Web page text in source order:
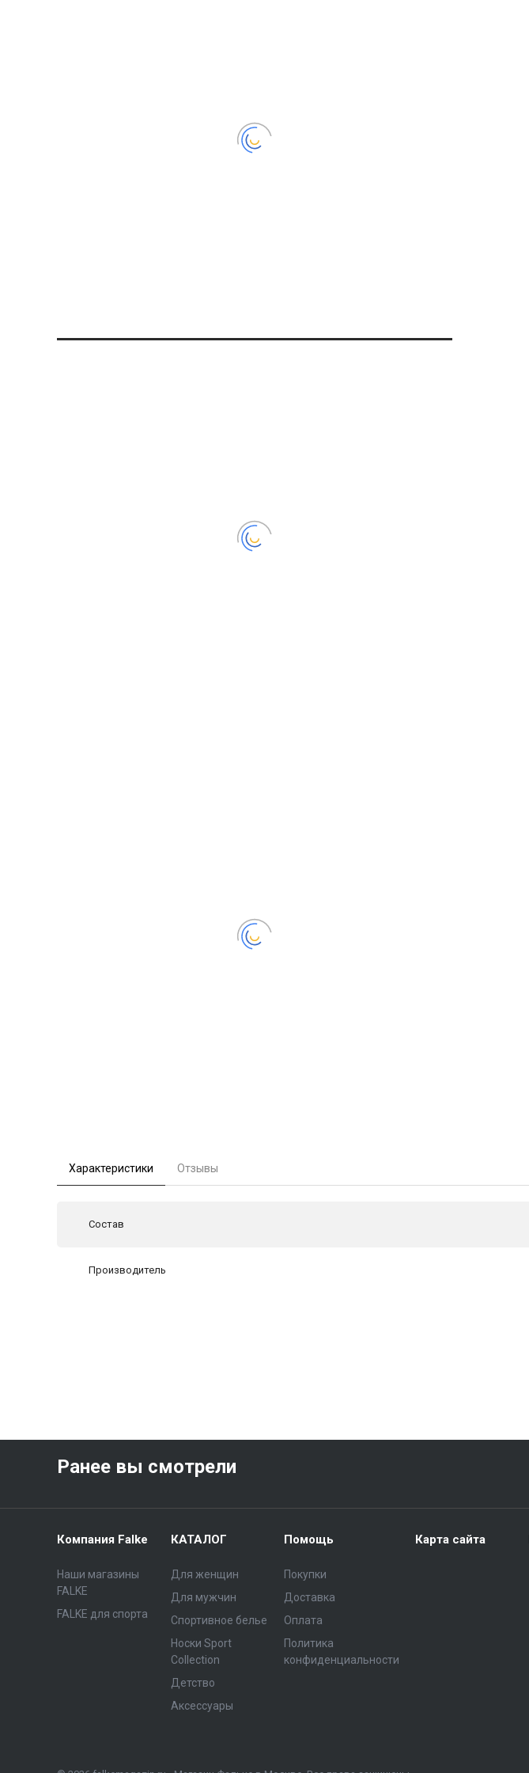
Характеристики Отзывы
Состав
Производитель
Ранее вы смотрели
Компания Falke
Наши магазины
FALKE
FALKE для спорта
КАТАЛОГ
Для женщин
Для мужчин
Спортивное белье
Носки Sport
Collection
Детство
Аксессуары
Помощь
Покупки
Доставка
Оплата
Политика
конфиденциальности
Карта сайта